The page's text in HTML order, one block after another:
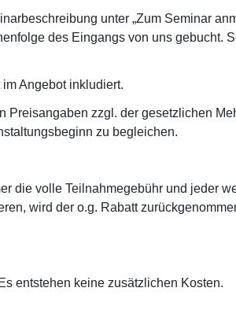
unter „Zum Seminar
des Eingangs von uns gebucht.
Angebot inkludiert.
zzgl. der gesetzlichen
zu begleichen.
die volle Teilnahmegebühr und jeder
wird der o.g. Rabatt
entstehen keine zusätzlichen Kosten.